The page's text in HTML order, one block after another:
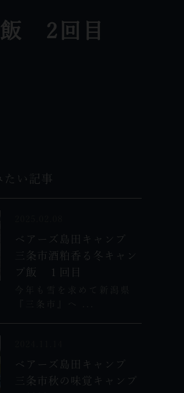
飯 2回目
たい記事
ベアーズ島田キャンプ
三条市酒粕香る冬キャン
プ飯 １回目
今年も雪を求めて新潟県
『三条市』へ ...
ベアーズ島田キャンプ
三条市秋の味覚キャンプ